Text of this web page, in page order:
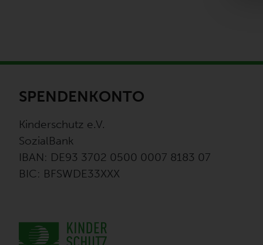
SPENDENKONTO
Kinderschutz e.V.
SozialBank
IBAN: DE93 3702 0500 0007 8183 07
BIC: BFSWDE33XXX